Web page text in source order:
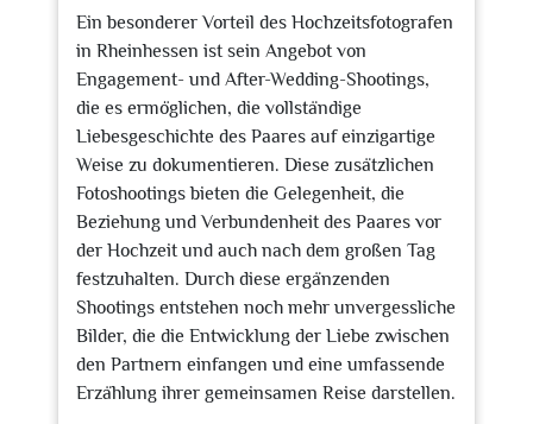
Ein besonderer Vorteil des Hochzeitsfotografen
in Rheinhessen ist sein Angebot von
Engagement- und After-Wedding-Shootings,
die es ermöglichen, die vollständige
Liebesgeschichte des Paares auf einzigartige
Weise zu dokumentieren. Diese zusätzlichen
Fotoshootings bieten die Gelegenheit, die
Beziehung und Verbundenheit des Paares vor
der Hochzeit und auch nach dem großen Tag
festzuhalten. Durch diese ergänzenden
Shootings entstehen noch mehr unvergessliche
Bilder, die die Entwicklung der Liebe zwischen
den Partnern einfangen und eine umfassende
Erzählung ihrer gemeinsamen Reise darstellen.